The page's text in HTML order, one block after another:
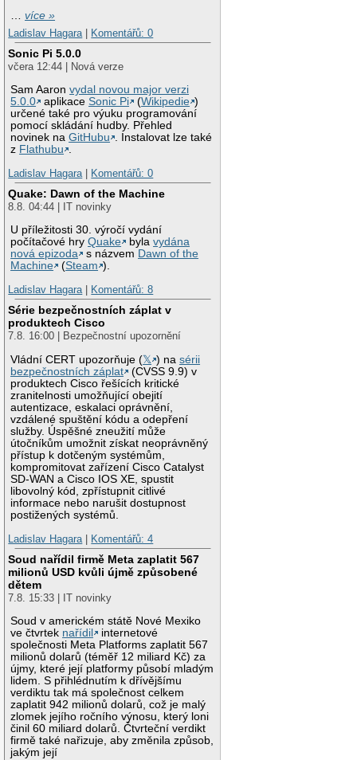
…více »
Ladislav Hagara
Komentářů: 0
Sonic Pi 5.0.0
včera 12:44 | Nová verze
Sam Aaronvydal novou major verzi
5.0.0
aplikaceSonic Pi (Wikipedie )
určené také pro výuku programování
pomocí skládání hudby. Přehled
novinek naGitHubu . Instalovat lze také
z Flathubu .
Ladislav Hagara
Komentářů: 0
Quake: Dawn of the Machine
8.8. 04:44 | IT novinky
U příležitosti 30. výročí vydání
počítačové hryQuake bylavydána
nová epizoda
s názvem Dawn of the
Machine
(Steam ).
Ladislav Hagara
Komentářů: 8
Série bezpečnostních záplat v
produktech Cisco
7.8. 16:00 | Bezpečnostní upozornění
Vládní CERT upozorňuje (𝕏 ) nasérii
bezpečnostních záplat
(CVSS 9.9) v
produktech Cisco řešících kritické
zranitelnosti umožňující obejití
autentizace, eskalaci oprávnění,
vzdálené spuštění kódu a odepření
služby. Úspěšné zneužití může
útočníkům umožnit získat neoprávněný
přístup k dotčeným systémům,
kompromitovat zařízení Cisco Catalyst
SD-WAN a Cisco IOS XE, spustit
libovolný kód, zpřístupnit citlivé
informace nebo narušit dostupnost
postižených systémů.
Ladislav Hagara
Komentářů: 4
Soud nařídil firmě Meta zaplatit 567
milionů USD kvůli újmě způsobené
dětem
7.8. 15:33 | IT novinky
Soud v americkém státě Nové Mexiko
ve čtvrtek nařídil
internetové
společnosti Meta Platforms zaplatit 567
milionů dolarů (téměř 12 miliard Kč) za
újmy, které její platformy působí mladým
lidem. S přihlédnutím k dřívějšímu
verdiktu tak má společnost celkem
zaplatit 942 milionů dolarů, což je malý
zlomek jejího ročního výnosu, který loni
činil 60 miliard dolarů. Čtvrteční verdikt
firmě také nařizuje, aby změnila způsob,
jakým její